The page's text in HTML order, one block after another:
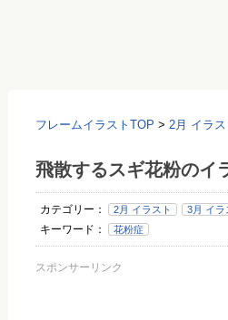
フレームイラストTOP > 2月 イラス
飛散するスギ花粉のイ
カテゴリー： 2月 イラスト 3月 イラ
キーワード： 花粉症
スポンサーリンク